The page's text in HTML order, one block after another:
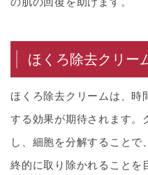
ほくろ除去クリー
ほくろ除去クリームは、時
する効果が期待されます。
し、細胞を分解すること
終的に取り除かれることを